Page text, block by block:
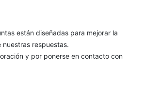
están diseñadas para mejorar la
respuestas.
y por ponerse en contacto con